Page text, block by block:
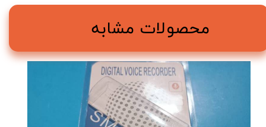
محصولات مشابه